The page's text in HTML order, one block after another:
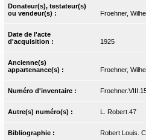
Donateur(s), testateur(s)
ou vendeur(s) :
Froehner,
Date de l'acte
d'acquisition :
1925
Ancienne(s)
appartenance(s) :
Froehner,
Numéro d'inventaire :
Autre(s) numéro(s) : L. Robert.47
Bibliographie : Robert Louis.